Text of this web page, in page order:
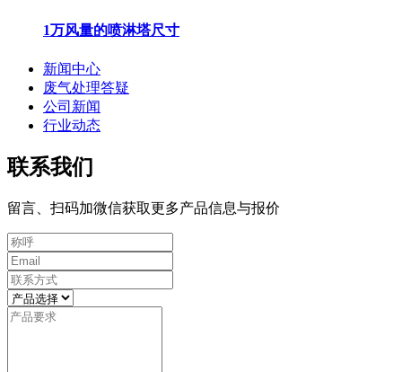
1万风量的喷淋塔尺寸
新闻中心
废气处理答疑
公司新闻
行业动态
联系我们
留言、扫码加微信获取更多产品信息与报价